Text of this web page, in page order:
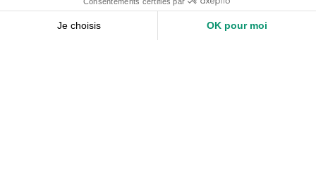
Nos services